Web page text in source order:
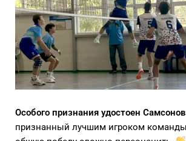
Особого признания удостоен
признанный лучшим игроком